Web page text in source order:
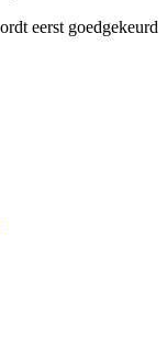
eerst goedgekeurd